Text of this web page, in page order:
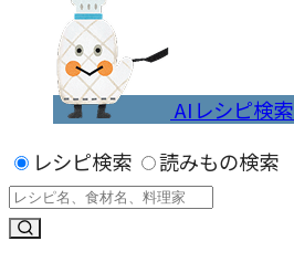
AIレシピ検索
レシピ検索
読みもの検索